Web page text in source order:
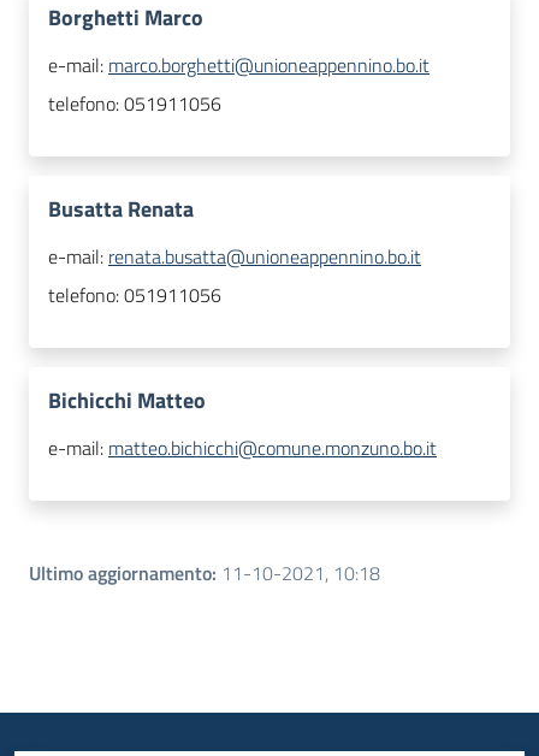
Borghetti Marco
e-mail: marco.borghetti@unioneappennino.bo.it
telefono:051911056
Busatta Renata
e-mail: renata.busatta@unioneappennino.bo.it
telefono:051911056
Bichicchi Matteo
e-mail: matteo.bichicchi@comune.monzuno.bo.it
Ultimo aggiornamento: 11-10-2021, 10:18